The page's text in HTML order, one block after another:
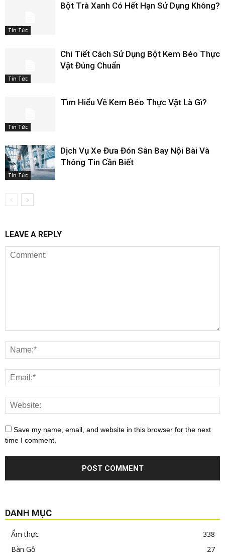
Tin Tức
Bột Trà Xanh Có Hết Hạn Sử Dụng Không?
Tin Tức
Chi Tiết Cách Sử Dụng Bột Kem Béo Thực
Vật Đúng Chuẩn
Tin Tức
Tìm Hiểu Về Kem Béo Thực Vật Là Gì?
Tin Tức
Dịch Vụ Xe Đưa Đón Sân Bay Nội Bài Và
Thông Tin Cần Biết
LEAVE A REPLY
Save my name, email, and website in this browser for the next
time I comment.
DANH MỤC
Ẩm thực
338
Bàn Gỗ
27